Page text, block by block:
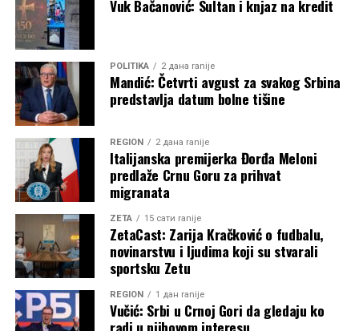
Vuk Bačanović: Sultan i knjaz na kredit
POLITIKA 2 дана ranije
Mandić: Četvrti avgust za svakog Srbina
predstavlja datum bolne tišine
REGION 2 дана ranije
Italijanska premijerka Đorđa Meloni
predlaže Crnu Goru za prihvat
migranata
ZETA 15 сати ranije
ZetaCast: Zarija Kračković o fudbalu,
novinarstvu i ljudima koji su stvarali
sportsku Zetu
REGION 1 дан ranije
Vučić: Srbi u Crnoj Gori da gledaju ko